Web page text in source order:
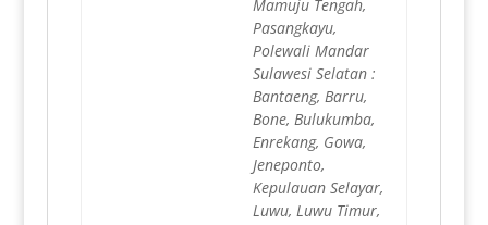
Mamuju Tengah,
Pasangkayu,
Polewali Mandar
Sulawesi Selatan :
Bantaeng, Barru,
Bone, Bulukumba,
Enrekang, Gowa,
Jeneponto,
Kepulauan Selayar,
Luwu, Luwu Timur,